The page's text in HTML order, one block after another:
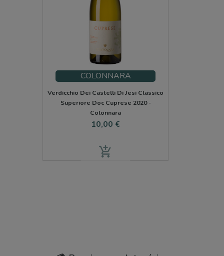
COLONNARA
Verdicchio Dei Castelli Di Jesi Classico
Superiore Doc Cuprese 2020 -
Colonnara
Cena
10,00 €
add_shopping_cart